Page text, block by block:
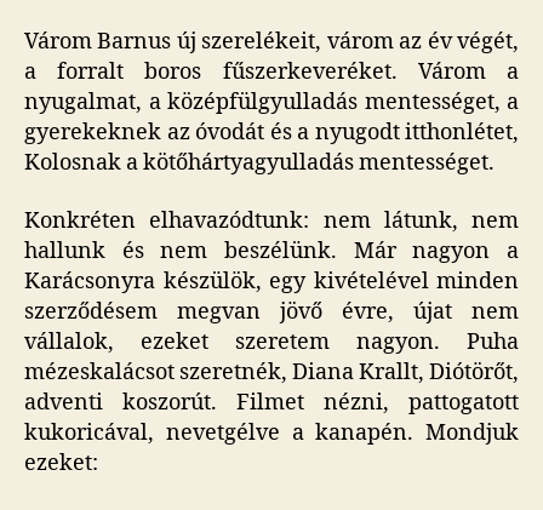
Várom Barnus új szerelékeit, várom az év végét,
a forralt boros fűszerkeveréket. Várom a
nyugalmat, a középfülgyulladás mentességet, a
gyerekeknek az óvodát és a nyugodt itthonlétet,
Kolosnak a kötőhártyagyulladás mentességet.
Konkréten elhavazódtunk: nem látunk, nem
hallunk és nem beszélünk. Már nagyon a
Karácsonyra készülök, egy kivételével minden
szerződésem megvan jövő évre, újat nem
vállalok, ezeket szeretem nagyon. Puha
mézeskalácsot szeretnék, Diana Krallt, Diótörőt,
adventi koszorút. Filmet nézni, pattogatott
kukoricával, nevetgélve a kanapén. Mondjuk
ezeket: